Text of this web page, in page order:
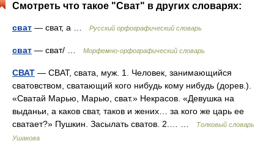
Смотреть что такое "Сват" в других словарях:
сват — сват, а … Русский орфографический словарь
сват — сват/ … Морфемно-орфографический словарь
СВАТ — СВАТ, свата, муж. 1. Человек, занимающийся
сватовством, сватающий кого нибудь кому нибудь (дорев.).
«Сватай Марью, Марью, сват.» Некрасов. «Девушка на
выданьи, а каков сват, таков и жених… за кого же царь ее
сватает?» Пушкин. Засылать сватов. 2.… …
Толковый словарь
Ушакова